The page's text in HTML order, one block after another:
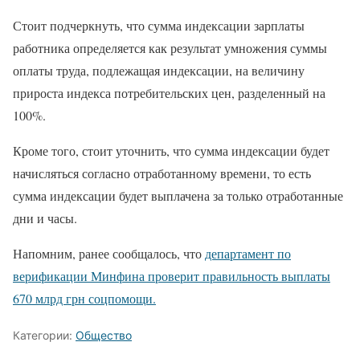
Стоит подчеркнуть, что сумма индексации зарплаты
работника определяется как результат умножения суммы
оплаты труда, подлежащая индексации, на величину
прироста индекса потребительских цен, разделенный на
100%.
Кроме того, стоит уточнить, что сумма индексации будет
начисляться согласно отработанному времени, то есть
сумма индексации будет выплачена за только отработанные
дни и часы.
Напомним, ранее сообщалось, чтодепартамент по
верификации Минфина проверит правильность выплаты
670 млрд грн соцпомощи.
Категории: Общество